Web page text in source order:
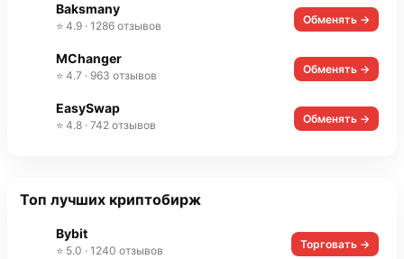
Baksmany
⭐ 4.9 · 1286 отзывов Обменять →
MChanger
⭐ 4.7 · 963 отзывов Обменять →
EasySwap
⭐ 4.8 · 742 отзывов Обменять →
Топ лучших криптобирж
Bybit
⭐ 5.0 · 1240 отзывов Торговать →